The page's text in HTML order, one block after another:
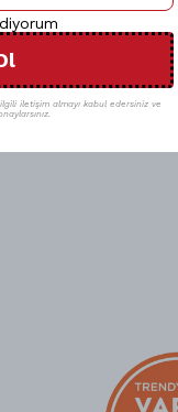
iletişim almayı kabul edersiniz ve